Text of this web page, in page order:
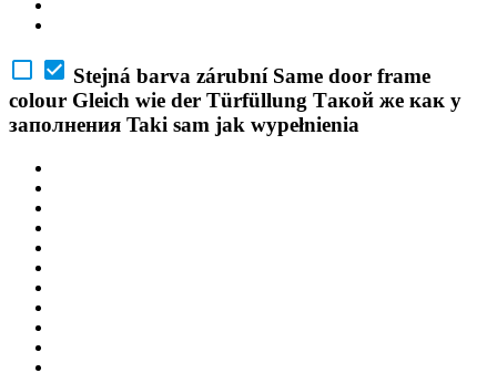
Stejná barva zárubní Same door frame
colour Gleich wie der Türfüllung Такой же как у
заполнения Taki sam jak wypełnienia